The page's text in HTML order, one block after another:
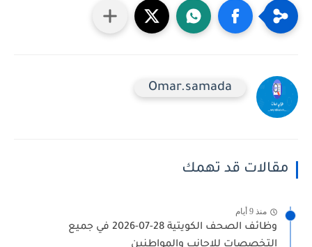
Omar.samada
مقالات قد تهمك
منذ 9 أيام
وظائف الصحف الكويتية 28-07-2026 في جميع